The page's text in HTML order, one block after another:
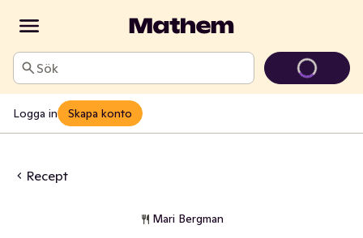
Sök
Logga in Skapa konto
Recept
Mari Bergman